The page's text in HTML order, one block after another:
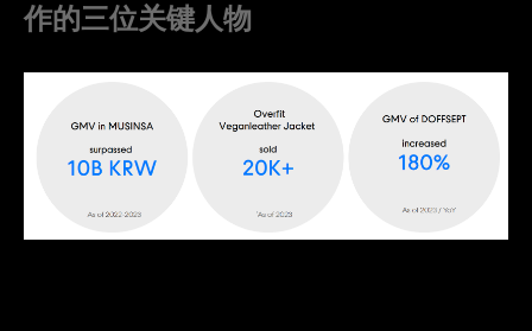
作的三位关键人物